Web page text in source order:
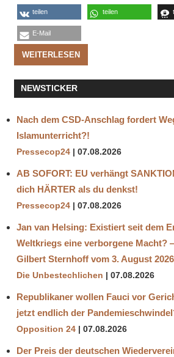
teilen teilen
E-Mail
WEITERLESEN
NEWSTICKER
Nach dem CSD-Anschlag fordert
Islamunterricht?!
Pressecop24 07.08.2026
AB SOFORT: EU verhängt
dich HÄRTER als du denkst!
Pressecop24 07.08.2026
Jan van Helsing: Existiert seit dem
Weltkriegs eine verborgene Macht?
Gilbert Sternhoff vom 3. August 2026
Die Unbestechlichen 07.08.2026
Republikaner wollen Fauci vor
jetzt endlich der
Opposition 24 07.08.2026
Der Preis der deutschen